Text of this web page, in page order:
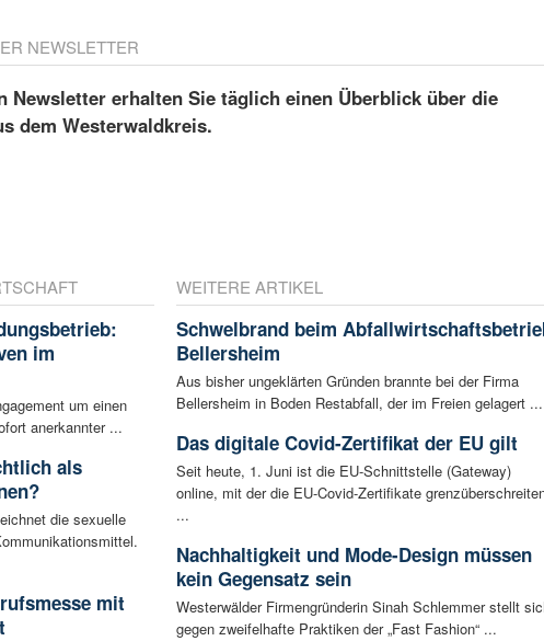
NEWSLETTER
Newsletter erhalten Sie täglich einen Überblick über die
dem Westerwaldkreis.
im
um einen
anerkannter ...
als
die sexuelle
mit
WEITERE ARTIKEL
Schwelbrand beim
Bellersheim
Aus bisher ungeklärten Gründen brannte bei der Firma
Bellersheim in Boden Restabfall, der im Freien gelagert ...
Das digitale Covid-Zertifikat der EU gilt
Seit heute, 1. Juni ist die EU-Schnittstelle (Gateway)
online, mit der die EU-Covid-Zertifikate
...
Nachhaltigkeit und Mode-Design müssen
kein Gegensatz sein
Westerwälder Firmengründerin Sinah Schlemmer stellt
gegen zweifelhafte Praktiken der „Fast Fashion“ ...